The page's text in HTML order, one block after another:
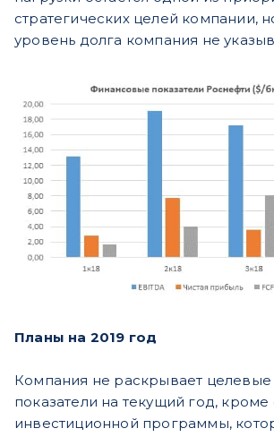
стратегических целей компании,
уровень долга компания не
Планы на 2019 год
Компания не раскрывает
показатели на текущий год,
инвестиционной программы,